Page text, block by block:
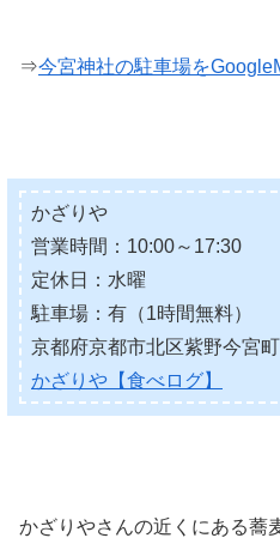
⇒今宮神社の駐車場を
かざりや
営業時間：10:00～17:30
定休日：水曜
駐車場：有（1時間無料）
京都府京都市北区紫野今宮
かざりや【食べログ】
かざりやさんの近くにある蕎